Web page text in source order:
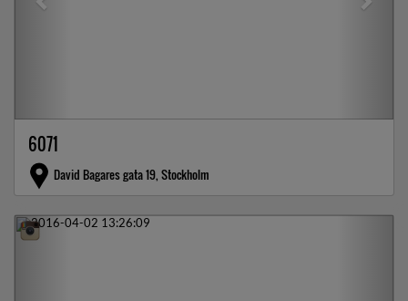
6071
David Bagares gata 19, Stockholm
Previous